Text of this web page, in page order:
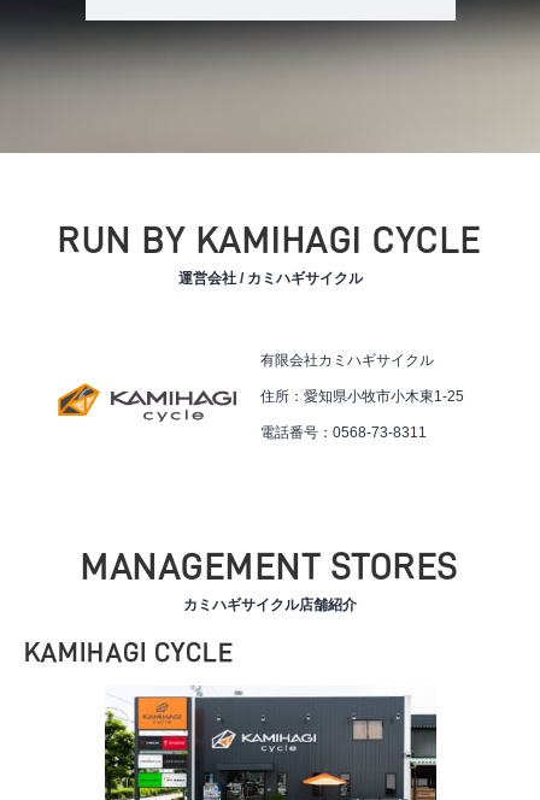
RUN BY KAMIHAGI CYCLE
運営会社 / カミハギサイクル
有限会社カミハギサイクル
住所：愛知県小牧市小木東1-25
電話番号：0568-73-8311
MANAGEMENT STORES
カミハギサイクル店舗紹介
KAMIHAGI CYCLE